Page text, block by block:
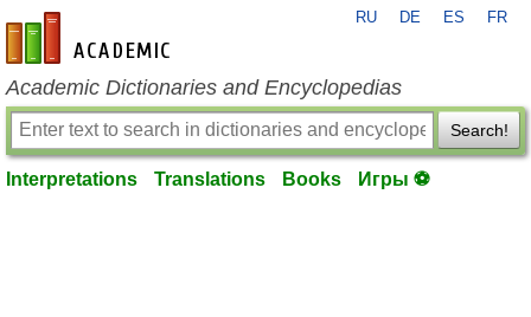
en-academic.com
RU DE ES FR
Academic Dictionaries and Encyclopedias
Search!
Interpretations Translations Books Игры ⚽